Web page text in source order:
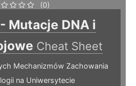
(0)
Mutacje DNA i
Cheat Sheet
Mechanizmów Zachowania
na Uniwersytecie